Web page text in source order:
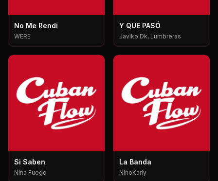
No Me Rendi
WERE
Y QUE PASÓ
Javiko Dk, Lumbreras
Si Saben
Nina Fuego
La Banda
NinoKarly